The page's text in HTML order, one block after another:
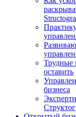
Трудные
оставить
бизнеса